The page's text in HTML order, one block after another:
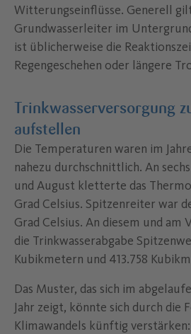
Witterungseinflüsse. Generell
Grundwasserleiter im
ist üblicherweise die
Regengeschehen oder längere
Trinkwasserversorgung
aufstellen
Die Temperaturen waren im
nahezu durchschnittlich. An
und August kletterte das
Grad Celsius. Spitzenreiter war
Grad Celsius. An diesem und am
die Trinkwasserabgabe
Kubikmetern und 413.758
Das Muster, das sich im
Jahr zeigt, könnte sich durch die
Klimawandels künftig